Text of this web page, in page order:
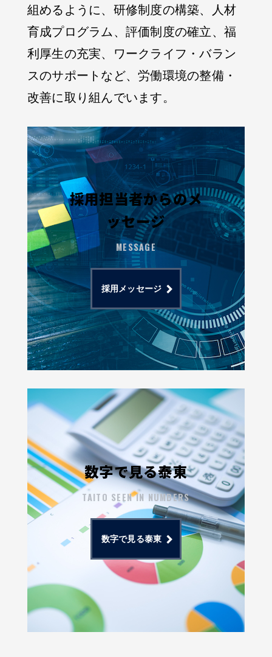
組めるように、研修制度の構築、人材
育成プログラム、評価制度の確立、福
利厚生の充実、ワークライフ・バラン
スのサポートなど、労働環境の整備・
改善に取り組んでいます。
採用担当者からのメ
ッセージ
MESSAGE
採用メッセージ
数字で見る泰東
TAITO SEEN IN NUMBERS
数字で見る泰東